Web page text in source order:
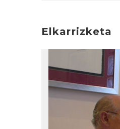
Elkarrizketa